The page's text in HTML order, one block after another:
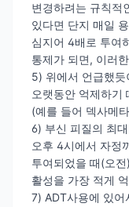
변경하려는 규칙적
있다면 단지 매일
심지어 4배로 투여
통제가 되면, 이러
5) 위에서 언급했
오랫동안 억제하기
(예를 들어 덱사메
6) 부신 피질의 최
오후 4시에서 자정
투여되었을 때(오
활성을 가장 적게
7) ADT사용에 있어